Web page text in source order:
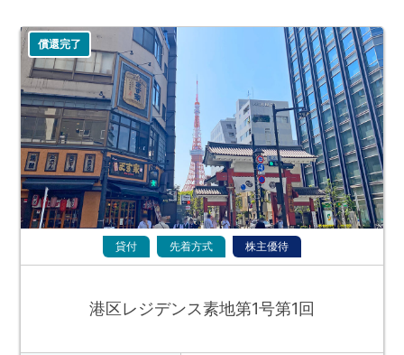
償還完了
貸付 先着方式 株主優待
港区レジデンス素地第1号第1回